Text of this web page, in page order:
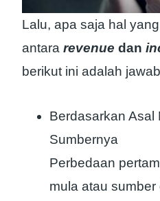
Lalu, apa saja hal
antara revenue dan
berikut ini adalah
Berdasarkan Asal
Sumbernya
Perbedaan
mula atau